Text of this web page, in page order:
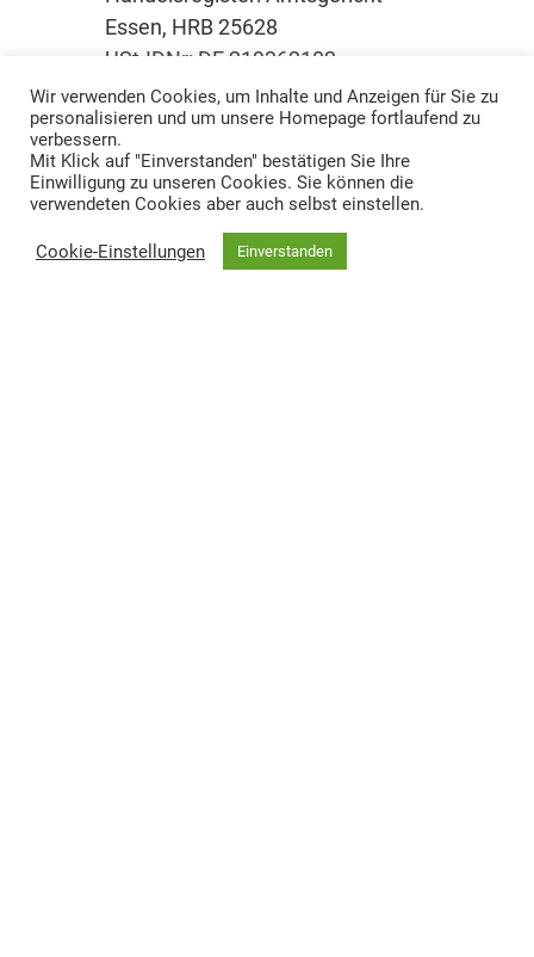
Essen, HRB 25628
USt-IDNr: DE 219362102
Inhaltlich Verantwortlicher:
Thomas Rotter (Anschrift s.o.)
Wir verwenden Cookies, um Inhalte und Anzeigen für Sie zu
personalisieren und um unsere Homepage fortlaufend zu
verbessern.
Mit Klick auf "Einverstanden" bestätigen Sie Ihre
Einwilligung zu unseren Cookies. Sie können die
verwendeten Cookies aber auch selbst einstellen.
Cookie-Einstellungen Einverstanden